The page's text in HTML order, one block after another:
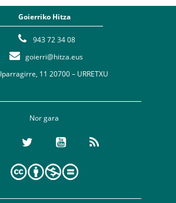
Goierriko Hitza
943 72 34 08
goierri@hitza.eus
Iparragirre, 11 20700 – URRETXU
Nor gara